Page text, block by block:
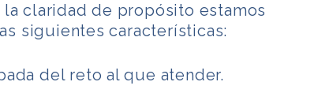
la claridad de propósito estamos
siguientes características:
del reto al que atender.